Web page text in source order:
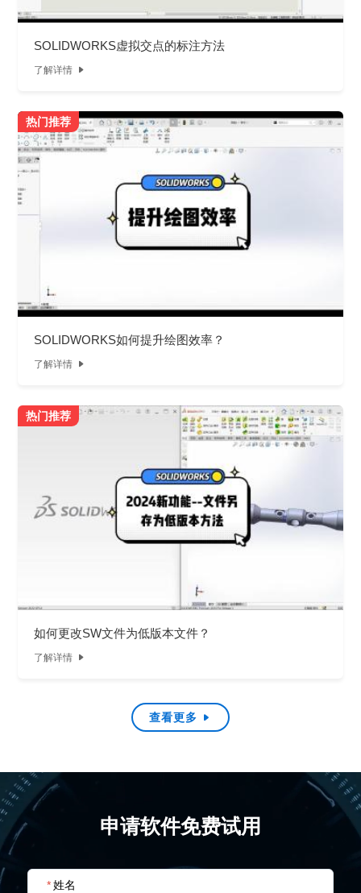
SOLIDWORKS虚拟交点的标注方法
了解详情 
热门推荐
SOLIDWORKS如何提升绘图效率？
了解详情 
热门推荐
如何更改SW文件为低版本文件？
了解详情 
查看更多 
申请软件免费试用
* 姓名